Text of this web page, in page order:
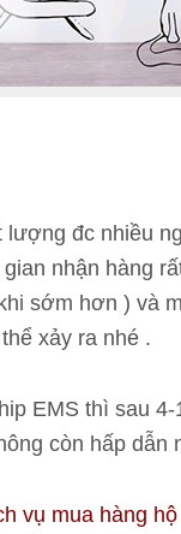
đc nhiều
nhận hàng
sớm hơn ) và
xảy ra nhé .
EMS thì sau
còn hấp dẫn
vụ mua hàng